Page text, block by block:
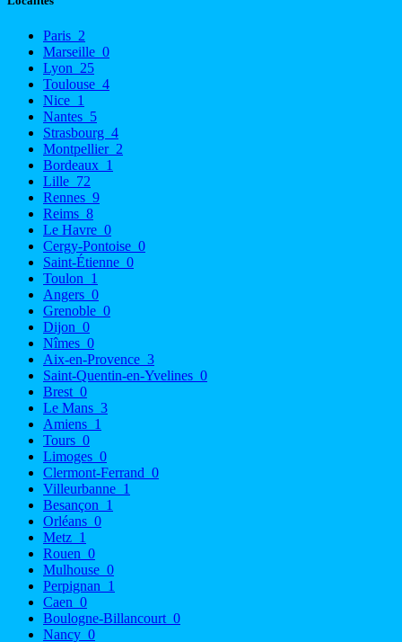
Paris 2
Marseille 0
Lyon 25
Toulouse 4
Nice 1
Nantes 5
Strasbourg 4
Montpellier 2
Bordeaux 1
Lille 72
Rennes 9
Reims 8
Le Havre 0
Cergy-Pontoise 0
Saint-Étienne 0
Toulon 1
Angers 0
Grenoble 0
Dijon 0
Nîmes 0
Aix-en-Provence 3
Saint-Quentin-en-Yvelines 0
Brest 0
Le Mans 3
Amiens 1
Tours 0
Limoges 0
Clermont-Ferrand 0
Villeurbanne 1
Besançon 1
Orléans 0
Metz 1
Rouen 0
Mulhouse 0
Perpignan 1
Caen 0
Boulogne-Billancourt 0
Nancy 0